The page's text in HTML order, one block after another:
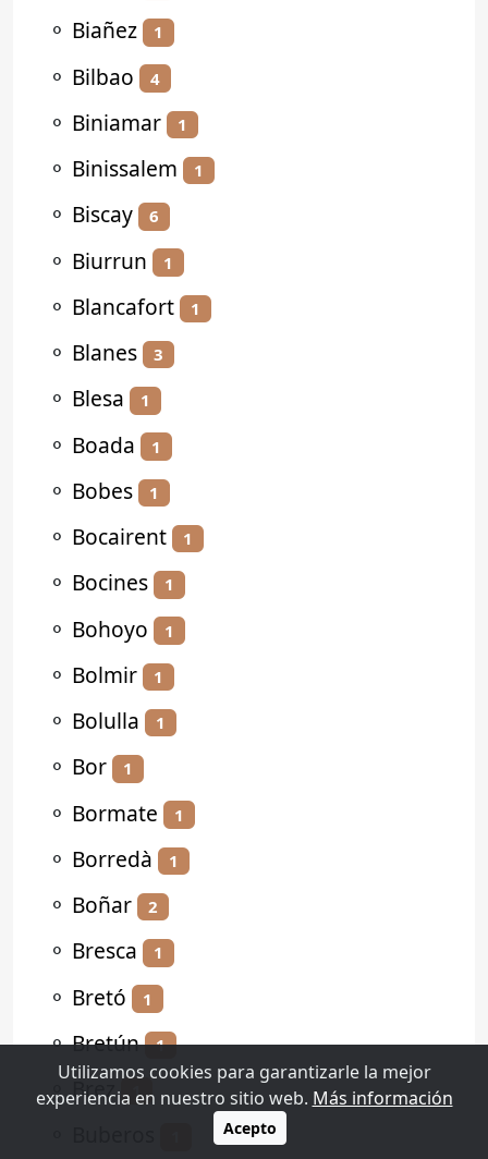
⚬ Biañez 1
⚬ Bilbao 4
⚬ Biniamar 1
⚬ Binissalem 1
⚬ Biscay 6
⚬ Biurrun 1
⚬ Blancafort 1
⚬ Blanes 3
⚬ Blesa 1
⚬ Boada 1
⚬ Bobes 1
⚬ Bocairent 1
⚬ Bocines 1
⚬ Bohoyo 1
⚬ Bolmir 1
⚬ Bolulla 1
⚬ Bor 1
⚬ Bormate 1
⚬ Borredà 1
⚬ Boñar 2
⚬ Bresca 1
⚬ Bretó 1
⚬Bretún 1
⚬Brez 1
Utilizamos cookies para garantizarle la mejor
experiencia en nuestro sitio web. Más información
Acepto